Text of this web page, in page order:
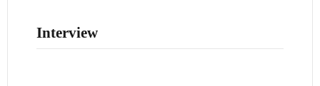
Interview